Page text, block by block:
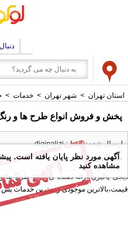
استان تهران > شهر تهران > خدمات >
پخش و فروش انواع طرح ها و
ارسال شده توسط : digipalizi
همه آگهی های این کاربر
دیجی پالیزی ارائه دهنده ی انواع طرح
قیمت،بالاترین موجودی و بهترین
آگهی مورد نظر پایان یافته است.
مشاهده کنید